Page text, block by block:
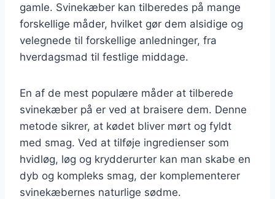
gamle. Svinekæber kan tilberedes på mange
forskellige måder, hvilket gør dem alsidige og
velegnede til forskellige anledninger, fra
hverdagsmad til festlige middage.
En af de mest populære måder at tilberede
svinekæber på er ved at braisere dem. Denne
metode sikrer, at kødet bliver mørt og fyldt
med smag. Ved at tilføje ingredienser som
hvidløg, løg og krydderurter kan man skabe en
dyb og kompleks smag, der komplementerer
svinekæbernes naturlige sødme.